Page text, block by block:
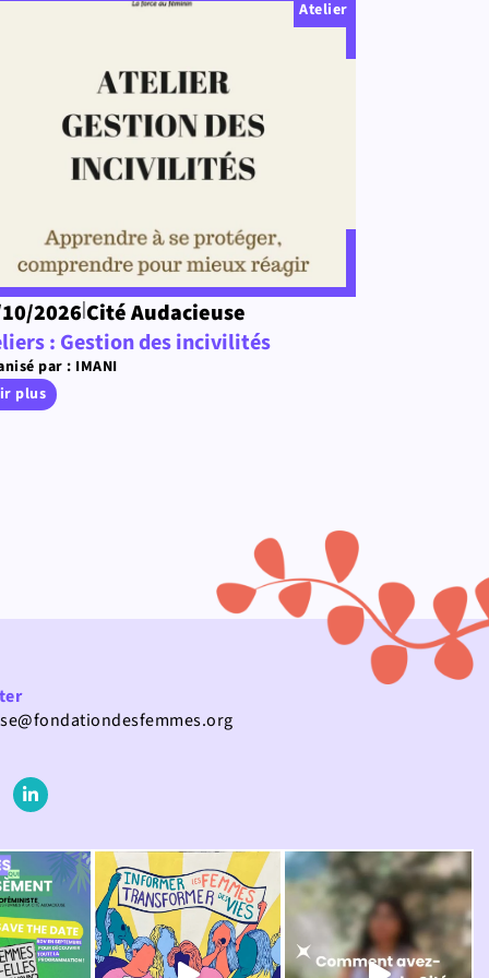
Atelier
2026|Cité Audacieuse
: Gestion des incivilités
par : IMANI
plus